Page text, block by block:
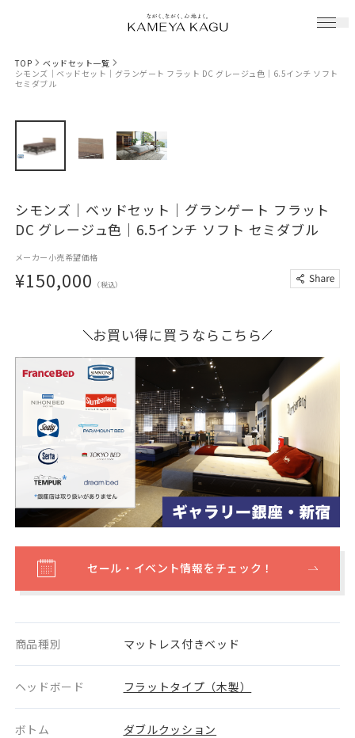
TOP
ベッドセット一覧
シモンズ｜ベッドセット｜グランゲート フラット DC グレージュ色｜6.5インチ ソフト
セミダブル
シモンズ｜ベッドセット｜グランゲート フラット
DC グレージュ色｜6.5インチ ソフト セミダブル
メーカー小売希望価格
¥150,000 （税込）
お買い得に買うならこちら
セール・イベント情報をチェック！
商品種別 マットレス付きベッド
ヘッドボード フラットタイプ（木製）
ボトム ダブルクッション